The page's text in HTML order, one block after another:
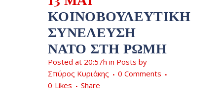
ΚΟΙΝΟΒΟΥΛΕΥΤΙΚΉ
ΣΥΝΈΛΕΥΣΗ
ΝΑΤΟ ΣΤΗ ΡΏΜΗ
Posted at 20:57h in Posts by
Σπύρος Κυριάκης
0 Comments
0 Likes Share